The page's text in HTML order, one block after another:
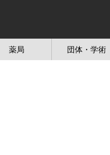
薬局 団体・学術